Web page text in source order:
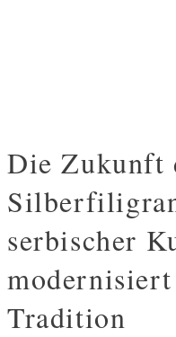
Die Zukunft
serbischer
Tradition